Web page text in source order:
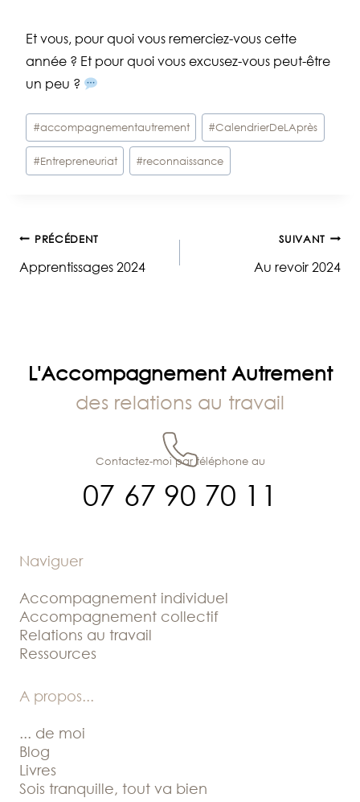
Et vous, pour quoi vous remerciez-vous cette
année ? Et pour quoi vous excusez-vous peut-être
un peu ?
Étiquettes
de
la
#accompagnementautrement #CalendrierDeLAprès
#Entrepreneuriat #reconnaissance
Navigation
PRÉCÉDENT
Apprentissages 2024
SUIVANT
Au revoir 2024
L'Accompagnement Autrement
des relations au travail
07 67 90 70 11
Contactez-moi par téléphone au
Naviguer
Accompagnement individuel
Accompagnement collectif
Relations au travail
Ressources
A propos...
... de moi
Blog
Livres
Sois tranquille, tout va bien